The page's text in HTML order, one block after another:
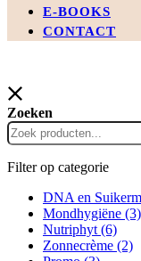
E-BOOKS
CONTACT
Zoeken
Filter op categorie
DNA en
Mondhygiëne (3)
Nutriphyt (6)
Zonnecrème (2)